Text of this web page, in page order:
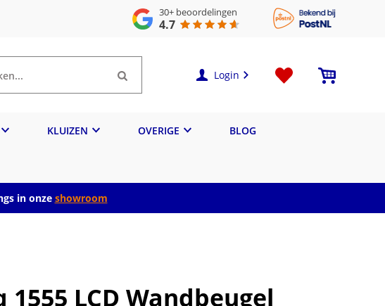
30+ beoordelingen
4.7
Login
KLUIZEN OVERIGE BLOG
in onze showroom
1555 LCD Wandbeugel